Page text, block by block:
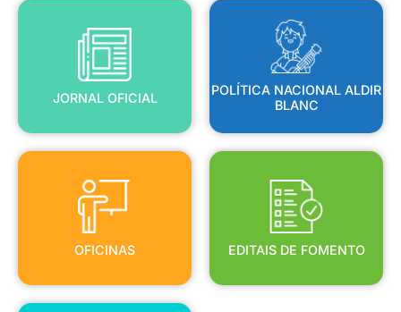
JORNAL OFICIAL
JORNAL OFICIAL
POLÍTICA NACIONAL ALDIR
BLANC
POLÍTICA NACIONAL ALDIR
BLANC
OFICINAS
OFICINAS
EDITAIS DE FOMENTO
EDITAIS DE FOMENTO